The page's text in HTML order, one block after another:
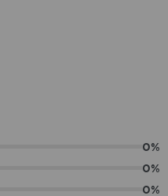
0%
0%
0%